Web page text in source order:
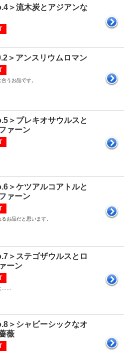
＞流木炭とアジアンな
＞アンスリウムロマン
うお品です。
＞プレキオサウルスと
ァーン
＞ケツアルコアトルと
ァーン
お品だと思います。
＞ステゴザウルスとロ
ーン
……
＞シャビーシックなオ
薇